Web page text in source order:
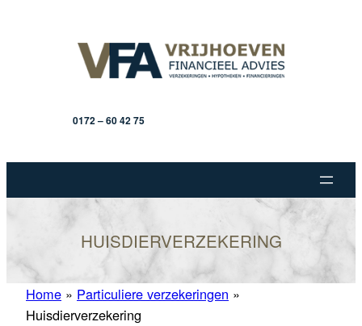
0172 – 60 42 75
HUISDIERVERZEKERING
Home » Particuliere verzekeringen »
Huisdierverzekering